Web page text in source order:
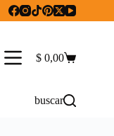
Carro
$ 0,00
buscar